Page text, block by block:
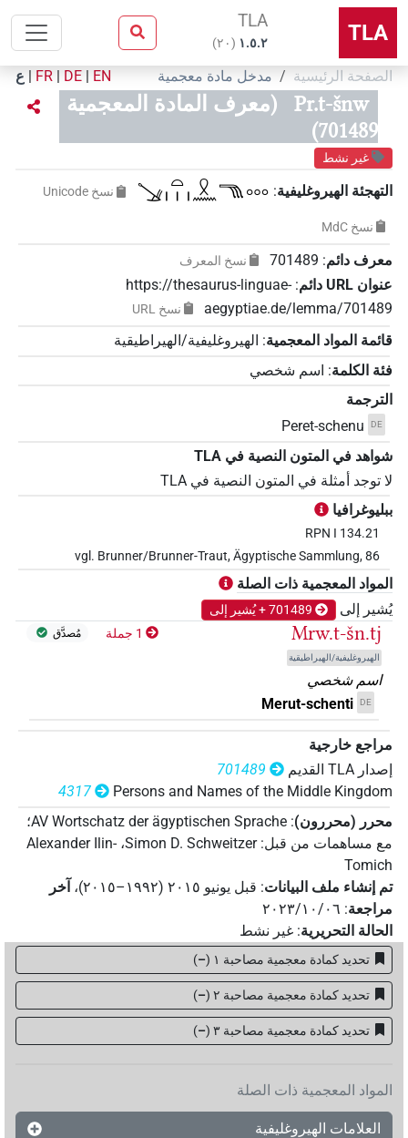
TLA
TLA
۱.٥.٢ (٢٠)
الصفحة الرئيسية مدخل مادة معجمية EN
|
DE
|
FR
| ع
Pr.t-šnw
(معرف المادة المعجمية
701489)
غير نشط
التهجئة الهيروغليفية:
𓍁𓏏𓏥𓍲𓈖𓁸𓈓 نسخ‏ ‏Unicode
نسخ‏ ‏MdC
معرف دائم:
701489 نسخ المعرف
عنوان‏ ‏URL‏ دائم :
https://thesaurus-linguae-
aegyptiae.de/lemma/701489
نسخ‏ ‏URL
قائمة المواد المعجمية: الهيروغليفية/الهيراطيقية
فئة الكلمة: اسم شخصي
الترجمة
DE
Peret-schenu
شواهد في المتون النصية في ‏TLA
لا توجد أمثلة في المتون النصية في ‏TLA
ببليوغرافيا
RPN I 134.21
vgl. Brunner/Brunner-Traut, Ägyptische Sammlung, 86
المواد المعجمية ذات الصلة
يُشير إلى
701489 + يُشير إلى
Mrw.t-šn.tj
الهيروغليفية/الهيراطيقية
1 جملة مُصدَّق
اسم شخصي
DE
Merut-schenti
مراجع خارجية
إصدار‏ ‏TLA‏ القديم
701489
Persons and Names of the Middle Kingdom
4317
محرر (محررون):
AV Wortschatz der ägyptischen Sprache؛
مع مساهمات من قبل:
Simon D. Schweitzer،Alexander Ilin-
Tomich
تم إنشاء ملف البيانات: قبل يونيو ۲۰۱٥ (۱۹۹۲–۲۰۱٥) ، آخر
مراجعة: ٢٠٢٣/١٠/٠٦
الحالة التحريرية: غير نشط
تحديد كمادة معجمية مصاحبة ١ –
)
تحديد كمادة معجمية مصاحبة ٢ –
)
تحديد كمادة معجمية مصاحبة ۳ –
)
المواد المعجمية ذات الصلة
العلامات الهيروغليفية